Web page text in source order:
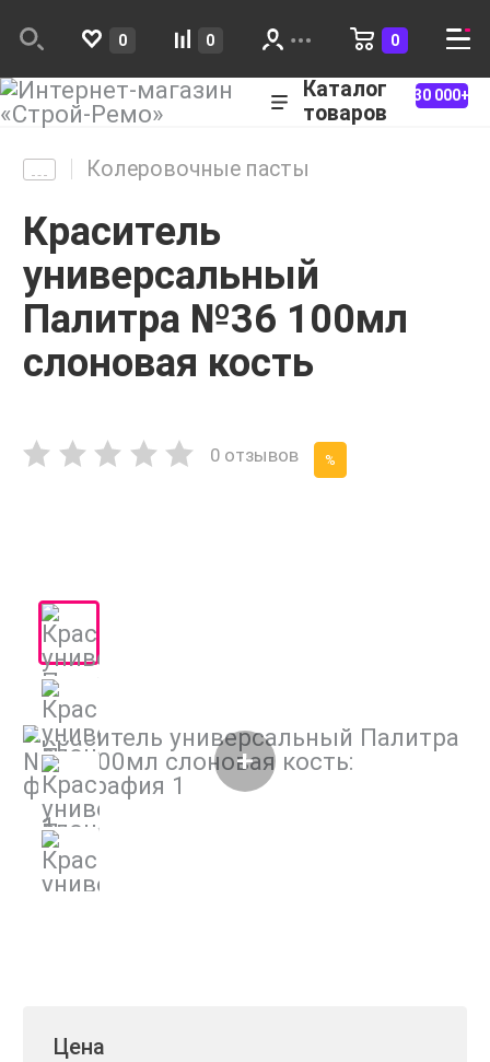
0 0 0
Каталог
товаров
30 000+
Колеровочные пасты
Краситель
универсальный
Палитра №36 100мл
слоновая кость
0 отзывов %
Цена